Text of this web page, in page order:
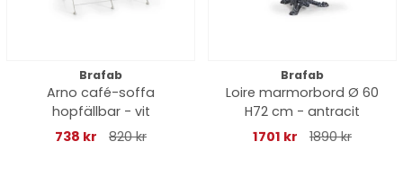
Brafab
Arno café-soffa
hopfällbar - vit
738 kr
820 kr
Brafab
Loire marmorbord Ø 60
H72 cm - antracit
1701 kr
1890 kr